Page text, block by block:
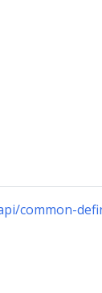
common-